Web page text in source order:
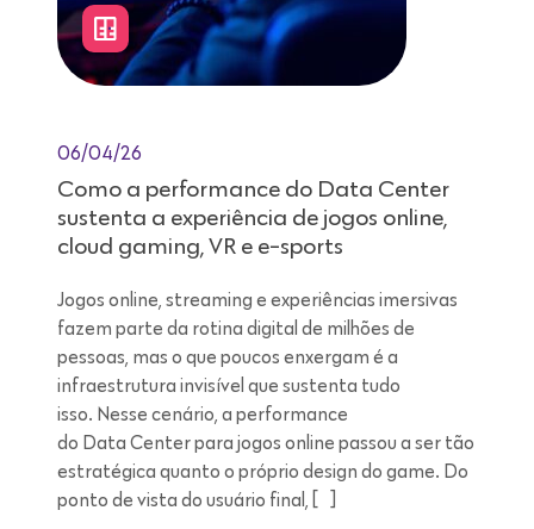
06/04/26
Como a performance do Data Center
sustenta a experiência de jogos online,
cloud gaming, VR e e-sports
Jogos online, streaming e experiências imersivas
fazem parte da rotina digital de milhões de
pessoas, mas o que poucos enxergam é a
infraestrutura invisível que sustenta tudo
isso. Nesse cenário, a performance
do Data Center para jogos online passou a ser tão
estratégica quanto o próprio design do game. Do
ponto de vista do usuário final, […]